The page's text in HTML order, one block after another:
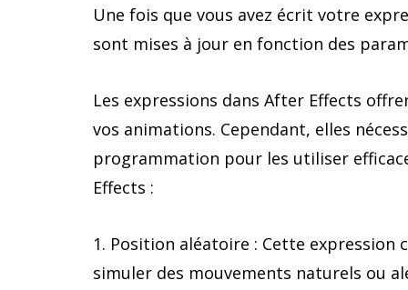
Une fois que vous avez écrit votre
sont mises à jour en fonction des
Les expressions dans After Effects
vos animations. Cependant, elles
programmation pour les utiliser
Effects :
1. Position aléatoire : Cette
simuler des mouvements naturels ou